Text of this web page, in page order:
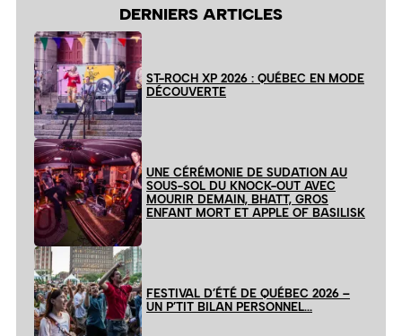
DERNIERS ARTICLES
ST-ROCH XP 2026 : QUÉBEC EN MODE
DÉCOUVERTE
UNE CÉRÉMONIE DE SUDATION AU
SOUS-SOL DU KNOCK-OUT AVEC
MOURIR DEMAIN, BHATT, GROS
ENFANT MORT ET APPLE OF BASILISK
FESTIVAL D’ÉTÉ DE QUÉBEC 2026 –
UN P’TIT BILAN PERSONNEL…